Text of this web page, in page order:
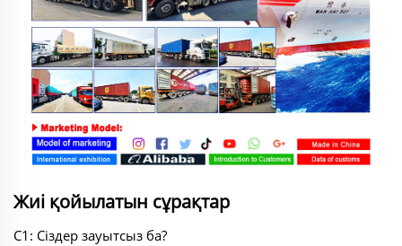
Жиі қойылатын сұрақтар
С1: Сіздер зауытсыз ба?